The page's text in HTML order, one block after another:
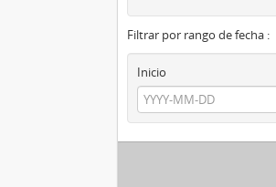
Filtrar por rango de fecha :
Inicio